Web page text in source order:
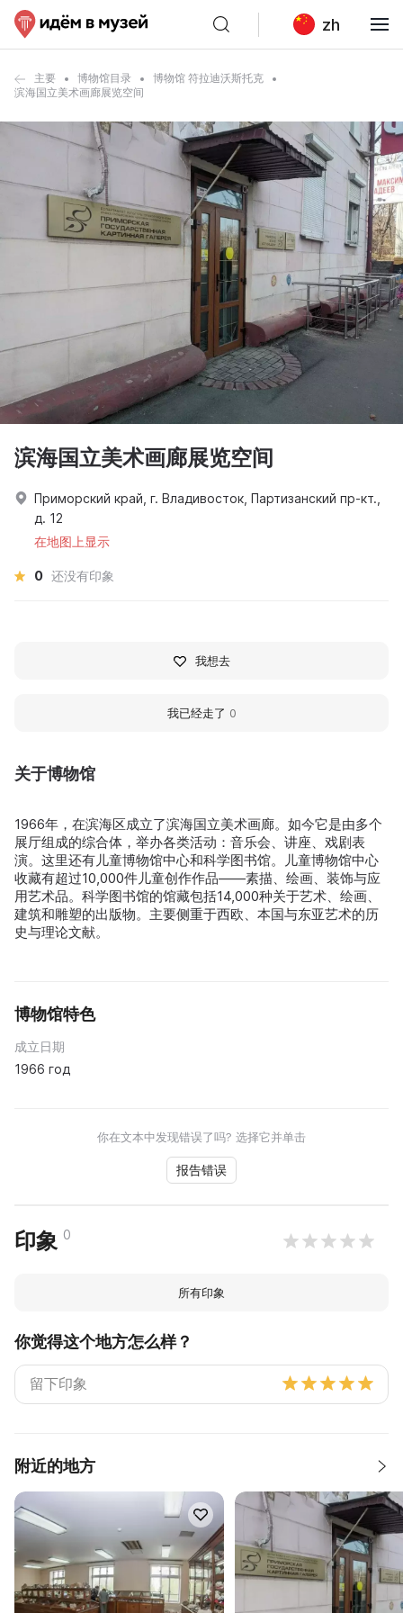
zh
主要 博物馆目录
博物馆 符拉迪沃斯托克
滨海国立美术画廊展览空间
关于博物馆
1966年，在滨海区成立了滨海国立美术画廊。如今它是由多个
展厅组成的综合体，举办各类活动：音乐会、讲座、戏剧表
演。这里还有儿童博物馆中心和科学图书馆。儿童博物馆中心
收藏有超过10,000件儿童创作作品——素描、绘画、装饰与应
用艺术品。科学图书馆的馆藏包括14,000种关于艺术、绘画、
建筑和雕塑的出版物。主要侧重于西欧、本国与东亚艺术的历
史与理论文献。
博物馆特色
成立日期
1966 год
你在文本中发现错误了吗? 选择它并单击
报告错误
印象 0
所有印象
你觉得这个地方怎么样？
附近的地方
滨海国立美术画廊展览空间
Приморский край, г. Владивосток, Партизанский пр-кт.,
д. 12
在地图上显示
0 还没有印象
我想去
我已经走了 0